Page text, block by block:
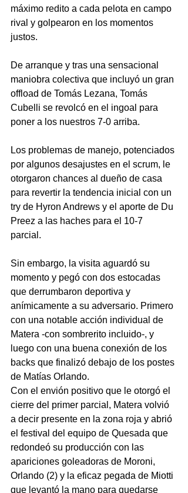
máximo redito a cada pelota en campo
rival y golpearon en los momentos
justos.
De arranque y tras una sensacional
maniobra colectiva que incluyó un gran
offload de Tomás Lezana, Tomás
Cubelli se revolcó en el ingoal para
poner a los nuestros 7-0 arriba.
Los problemas de manejo, potenciados
por algunos desajustes en el scrum, le
otorgaron chances al dueño de casa
para revertir la tendencia inicial con un
try de Hyron Andrews y el aporte de Du
Preez a las haches para el 10-7
parcial.
Sin embargo, la visita aguardó su
momento y pegó con dos estocadas
que derrumbaron deportiva y
anímicamente a su adversario. Primero
con una notable acción individual de
Matera -con sombrerito incluido-, y
luego con una buena conexión de los
backs que finalizó debajo de los postes
de Matías Orlando.
Con el envión positivo que le otorgó el
cierre del primer parcial, Matera volvió
a decir presente en la zona roja y abrió
el festival del equipo de Quesada que
redondeó su producción con las
apariciones goleadoras de Moroni,
Orlando (2) y la eficaz pegada de Miotti
que levantó la mano para quedarse